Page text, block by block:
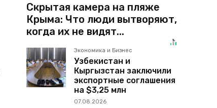
Скрытая камера на пляже
Крыма: Что люди вытворяют,
когда их не видят...
Экономика и Бизнес
Узбекистан и
Кыргызстан заключили
экспортные соглашения
на $3,25 млн
07.08.2026